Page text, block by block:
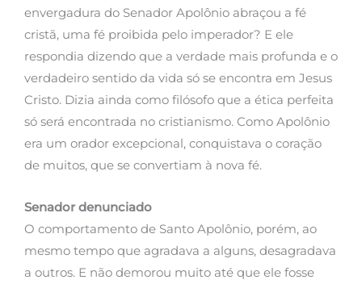
envergadura do Senador Apolônio abraçou a fé
cristã, uma fé proibida pelo imperador? E ele
respondia dizendo que a verdade mais profunda e o
verdadeiro sentido da vida só se encontra em Jesus
Cristo. Dizia ainda como filósofo que a ética perfeita
só será encontrada no cristianismo. Como Apolônio
era um orador excepcional, conquistava o coração
de muitos, que se convertiam à nova fé.
Senador denunciado
O comportamento de Santo Apolônio, porém, ao
mesmo tempo que agradava a alguns, desagradava
a outros. E não demorou muito até que ele fosse